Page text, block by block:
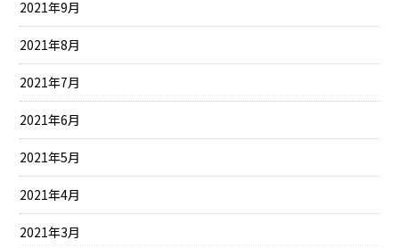
2021年9月
2021年8月
2021年7月
2021年6月
2021年5月
2021年4月
2021年3月